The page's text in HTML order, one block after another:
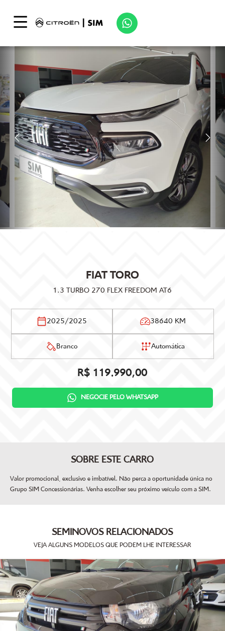
FIAT TORO
1.3 TURBO 270 FLEX FREEDOM AT6
2025/2025 38640 KM
Branco Automática
R$ 119.990,00
NEGOCIE PELO WHATSAPP
SOBRE ESTE CARRO
Valor promocional, exclusivo e imbatível. Não perca a oportunidade única no
Grupo SIM Concessionárias. Venha escolher seu próximo veículo com a SIM.
SEMINOVOS RELACIONADOS
VEJA ALGUNS MODELOS QUE PODEM LHE INTERESSAR